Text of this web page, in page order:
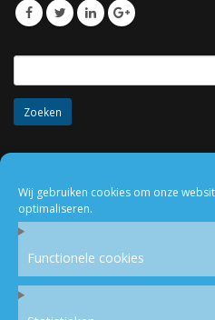
Wij gebruiken cookies om onze
optimaliseren.
Functionele cookies
naar: